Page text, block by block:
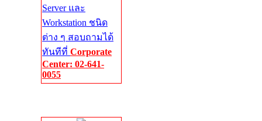
Server และ
Workstation ชนิด
ต่าง ๆ สอบถามได้
ทันทีที่ Corporate
Center: 02-641-
0055